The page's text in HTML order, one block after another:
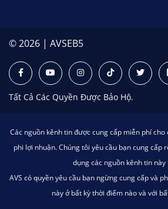
© 2026 | AVSEB5
Tất Cả Các Quyền Được Bảo Hộ.
Các nguồn kênh tin được cung cấp miễn phí cho
phi lợi nhuận. Chúng tôi yêu cầu bạn cung cấp
dụng các nguồn kênh tin này
AVS có quyền yêu cầu bạn ngừng cung cấp và
này ở bất kỳ thời điểm nào và với